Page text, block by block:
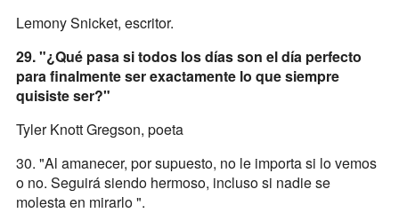
Lemony Snicket, escritor.
29. "¿Qué pasa si todos los días son el día perfecto
para finalmente ser exactamente lo que siempre
quisiste ser?"
Tyler Knott Gregson, poeta
30. "Al amanecer, por supuesto, no le importa si lo vemos
o no. Seguirá siendo hermoso, incluso si nadie se
molesta en mirarlo ".